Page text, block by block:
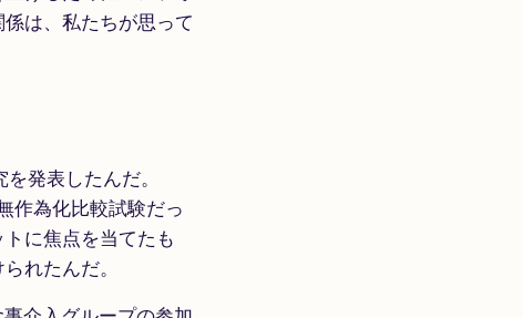
は、私たちが思って
発表したんだ。
作為化比較試験だっ
に焦点を当てたも
れたんだ。